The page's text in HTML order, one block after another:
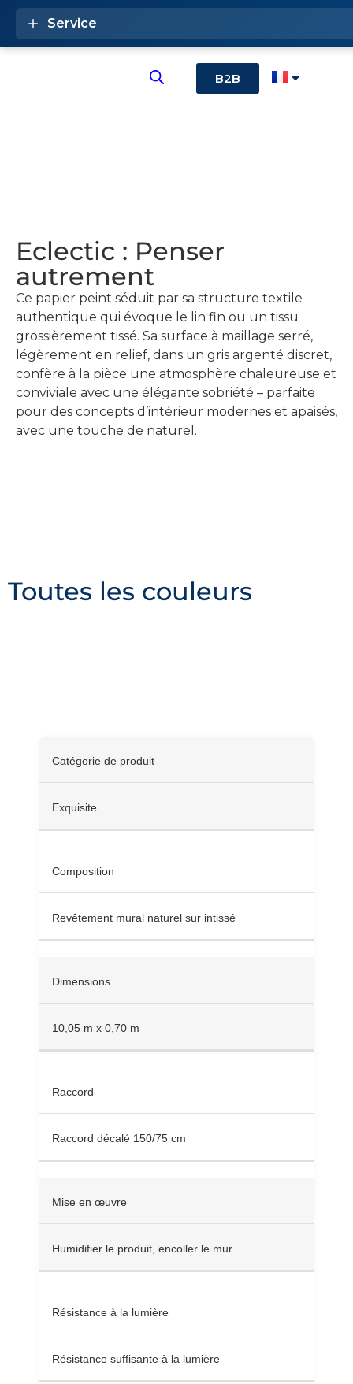
B2B
Service
Eclectic : Penser
autrement
Ce papier peint séduit par sa structure textile
authentique qui évoque le lin fin ou un tissu
grossièrement tissé. Sa surface à maillage serré,
légèrement en relief, dans un gris argenté discret,
confère à la pièce une atmosphère chaleureuse et
conviviale avec une élégante sobriété – parfaite
pour des concepts d’intérieur modernes et apaisés,
avec une touche de naturel.
Toutes les couleurs
Catégorie de produit
Exquisite
Composition
Revêtement mural naturel sur intissé
Dimensions
10,05 m x 0,70 m
Raccord
Raccord décalé 150/75 cm
Mise en œuvre
Humidifier le produit, encoller le mur
Résistance à la lumière
Résistance suffisante à la lumière